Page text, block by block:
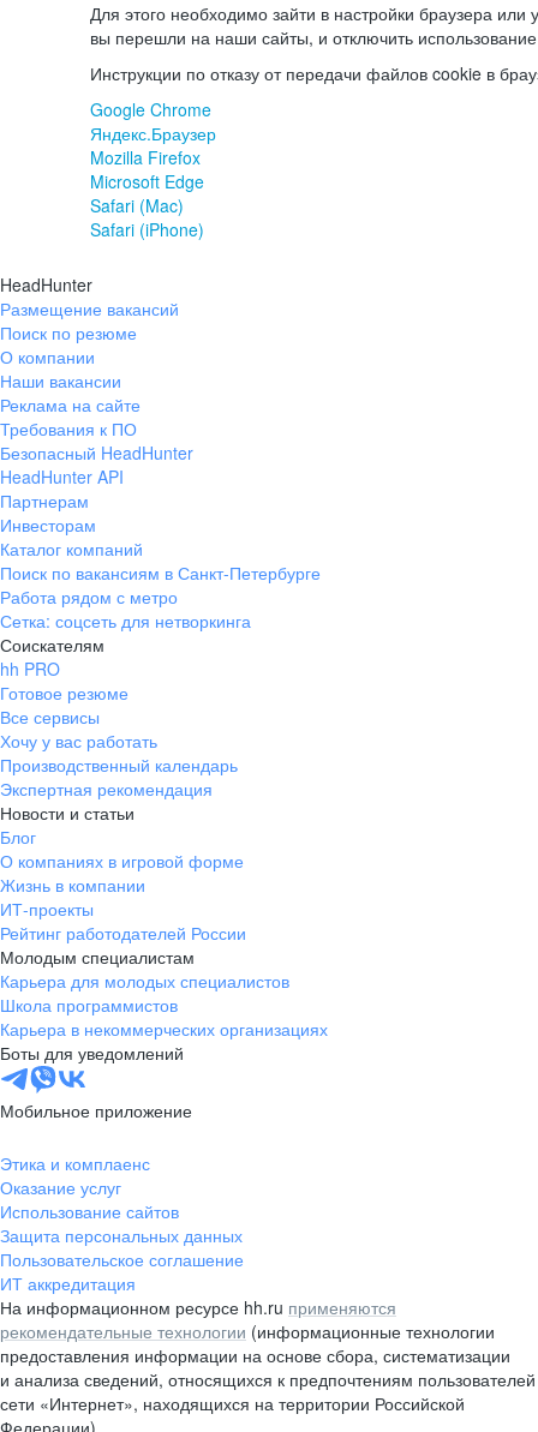
Для этого необходимо зайти в настройки браузера или
вы перешли на наши сайты, и отключить
Инструкции по отказу от передачи файлов cookie в
Google Chrome
Яндекс.Браузер
Mozilla Firefox
Microsoft Edge
Safari (Mac)
Safari (iPhone)
HeadHunter
Размещение вакансий
Поиск по резюме
О компании
Наши вакансии
Реклама на сайте
Требования к ПО
Безопасный HeadHunter
HeadHunter API
Партнерам
Инвесторам
Каталог компаний
Поиск по вакансиям в Санкт-Петербурге
Работа рядом с метро
Сетка: соцсеть для нетворкинга
Соискателям
hh PRO
Готовое резюме
Все сервисы
Хочу у вас работать
Производственный календарь
Экспертная рекомендация
Новости и статьи
Блог
О компаниях в игровой форме
Жизнь в компании
ИТ-проекты
Рейтинг работодателей России
Молодым специалистам
Карьера для молодых специалистов
Школа программистов
Карьера в некоммерческих организациях
Боты для уведомлений
Мобильное приложение
Этика и комплаенс
Оказание услуг
Использование сайтов
Защита персональных данных
Пользовательское соглашение
ИТ аккредитация
На информационном ресурсе hh.ru применяются
рекомендательные технологии (информационные технологии
предоставления информации на основе сбора, систематизации
и анализа сведений, относящихся к предпочтениям пользователей
сети «Интернет», находящихся на территории Российской
Федерации)